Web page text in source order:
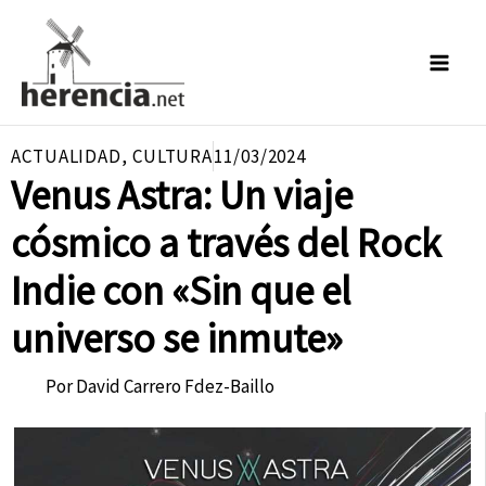
contenido
ACTUALIDAD, CULTURA11/03/2024
Venus Astra: Un viaje
cósmico a través del Rock
Indie con «Sin que el
universo se inmute»
PorDavid Carrero Fdez-Baillo